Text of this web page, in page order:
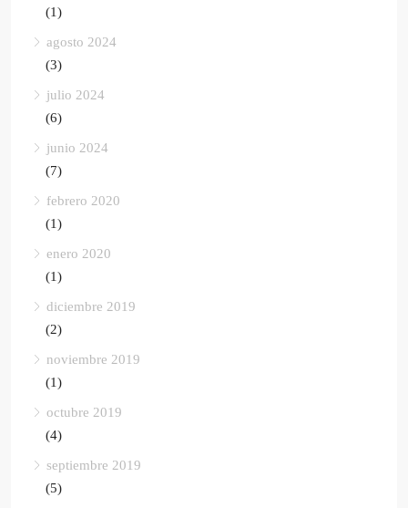
(1)
agosto 2024
(3)
julio 2024
(6)
junio 2024
(7)
febrero 2020
(1)
enero 2020
(1)
diciembre 2019
(2)
noviembre 2019
(1)
octubre 2019
(4)
septiembre 2019
(5)